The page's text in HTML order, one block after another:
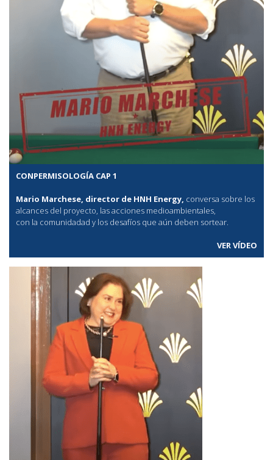
CONPERMISOLOGÍA CAP 1
Mario Marchese, director de HNH Energy, conversa sobre los
alcances del proyecto, las acciones medioambientales,
con la comunidadad y los desafíos que aún deben sortear.
VER VÍDEO